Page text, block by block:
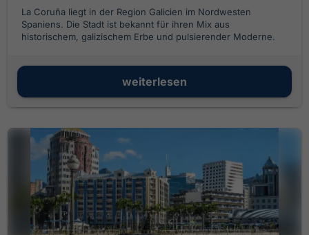
La Coruña liegt in der Region Galicien im Nordwesten
Spaniens. Die Stadt ist bekannt für ihren Mix aus
historischem, galizischem Erbe und pulsierender Moderne.
weiterlesen